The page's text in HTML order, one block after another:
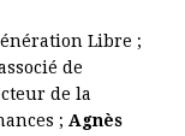
Libre ;
de
de la
; Agnès